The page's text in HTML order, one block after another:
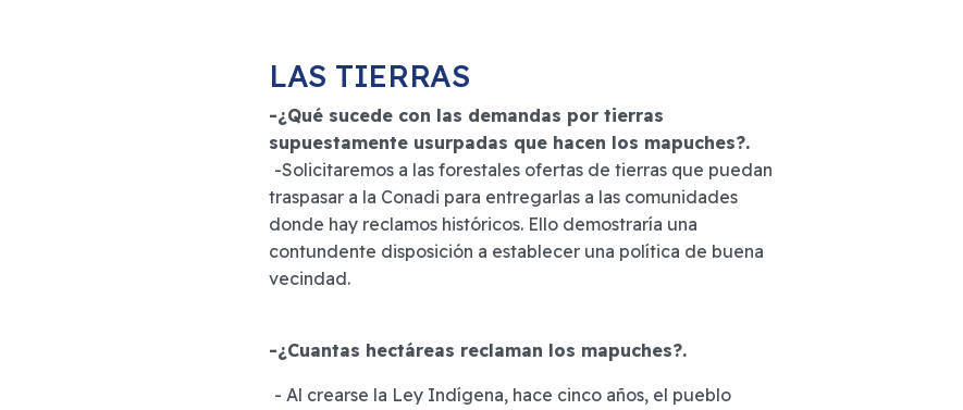
LAS TIERRAS
-¿Qué sucede con las demandas por tierras
supuestamente usurpadas que hacen los mapuches?.
-Solicitaremos a las forestales ofertas de tierras que puedan
traspasar a la Conadi para entregarlas a las comunidades
donde hay reclamos históricos. Ello demostraría una
contundente disposición a establecer una política de buena
vecindad.
-¿Cuantas hectáreas reclaman los mapuches?.
- Al crearse la Ley Indígena, hace cinco años, el pueblo